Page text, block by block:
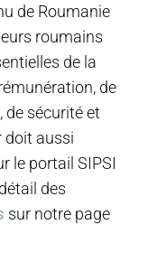
de Roumanie
roumains
de la
de
de sécurité et
doit aussi
le portail SIPSI
des
sur notre page